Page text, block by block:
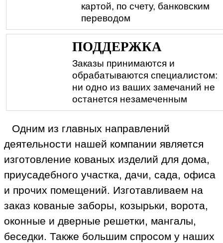
картой, по счету, банковским
переводом
ПОДДЕРЖКА
Заказы принимаются и
обрабатываются специалистом:
ни одно из ваших замечаний не
останется незамеченным
Одним из главных направлений
деятельности нашей компании является
изготовление кованых изделий для дома,
приусадебного участка, дачи, сада, офиса
и прочих помещений. Изготавливаем на
заказ кованые заборы, козырьки, ворота,
оконные и дверные решетки, мангалы,
беседки. Также большим спросом у наших